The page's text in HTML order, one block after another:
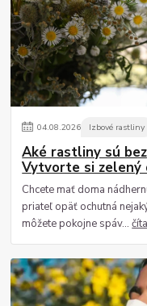
04.08.2026 Izbové rastliny
Aké rastliny sú
Vytvorte si zelený
Chcete mať doma
priateľ opäť ochutná
môžete pokojne spáv...